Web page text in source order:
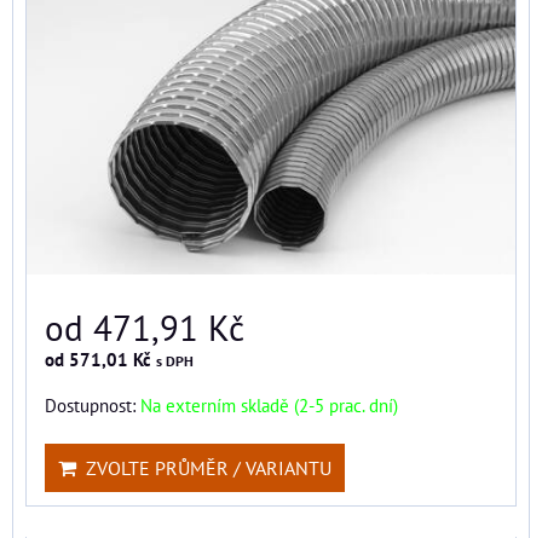
od 471,91 Kč
od 571,01 Kč s DPH
Dostupnost: Na externím skladě (2-5 prac. dní)
ZVOLTE PRŮMĚR / VARIANTU